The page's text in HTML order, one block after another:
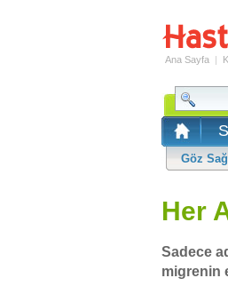
Ana Sayfa |
Göz
Her
Sadece
migrenin